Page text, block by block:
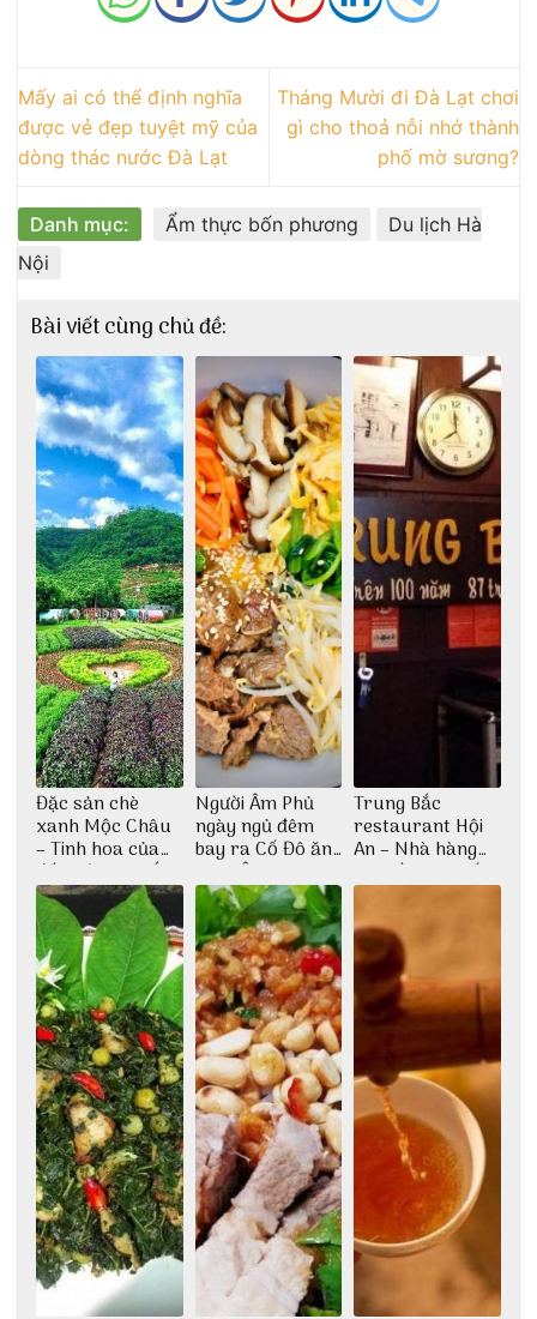
Mấy ai có thể định nghĩa
được vẻ đẹp tuyệt mỹ của
dòng thác nước Đà Lạt
Tháng Mười đi Đà Lạt chơi
gì cho thoả nỗi nhớ thành
phố mờ sương?
Danh mục: Ẩm thực bốn phương
Du lịch Hà
Nội
Bài viết cùng chủ đề:
Đặc sản chè
xanh Mộc Châu
– Tinh hoa của
đất trời Tây Bắc
Người Âm Phủ
ngày ngủ đêm
bay ra Cố Đô ăn
Cơm Âm Phủ
Huế
Trung Bắc
restaurant Hội
An – Nhà hàng
cao lầu có thiết
kế vô cùng ấn
tượng giữa lòng
phố Hội